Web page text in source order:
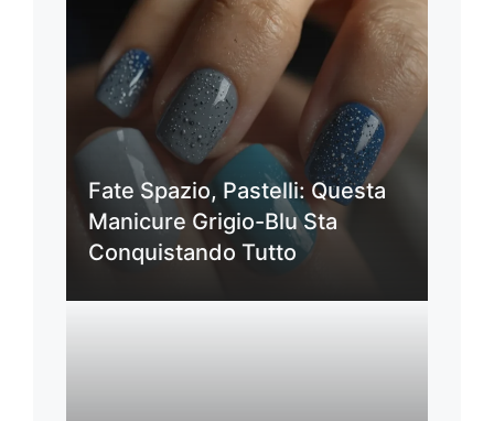
Fate Spazio, Pastelli: Questa
Manicure Grigio-Blu Sta
Conquistando Tutto